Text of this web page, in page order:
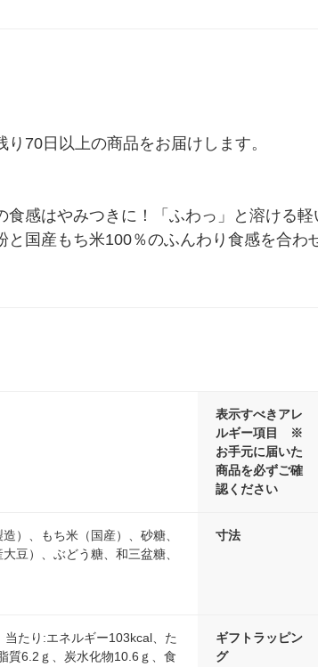
70日以上の商品をお届けします。
食感はやみつきに！「ふわっ」と溶ける
国産もち米100％のふんわり食感を合わ
表示すべきアレ
ルギー項目 ※
お手元に届いた
商品を必ずご確
認ください
）、もち米（国産）、砂糖、
豆）、ぶどう糖、和三盆糖、
寸法
当たり:エネルギー103kcal、た
質6.2ｇ、炭水化物10.6ｇ、食
ギフトラッピン
グ